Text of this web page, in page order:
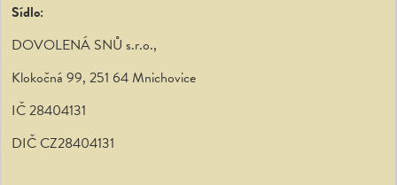
Sídlo:
DOVOLENÁ SNŮ s.r.o.,
Klokočná 99, 251 64 Mnichovice
IČ 28404131
DIČ CZ28404131